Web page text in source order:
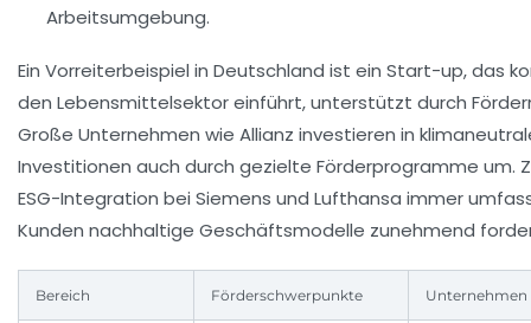
Arbeitsumgebung.
Ein Vorreiterbeispiel in Deutschland ist ein Start-up, das
den Lebensmittelsektor einführt, unterstützt durch
Große Unternehmen wie Allianz investieren in
Investitionen auch durch gezielte Förderprogramme um.
ESG-Integration bei Siemens und Lufthansa immer
Kunden nachhaltige Geschäftsmodelle zunehmend
Bereich Förderschwerpunkte Unternehmen